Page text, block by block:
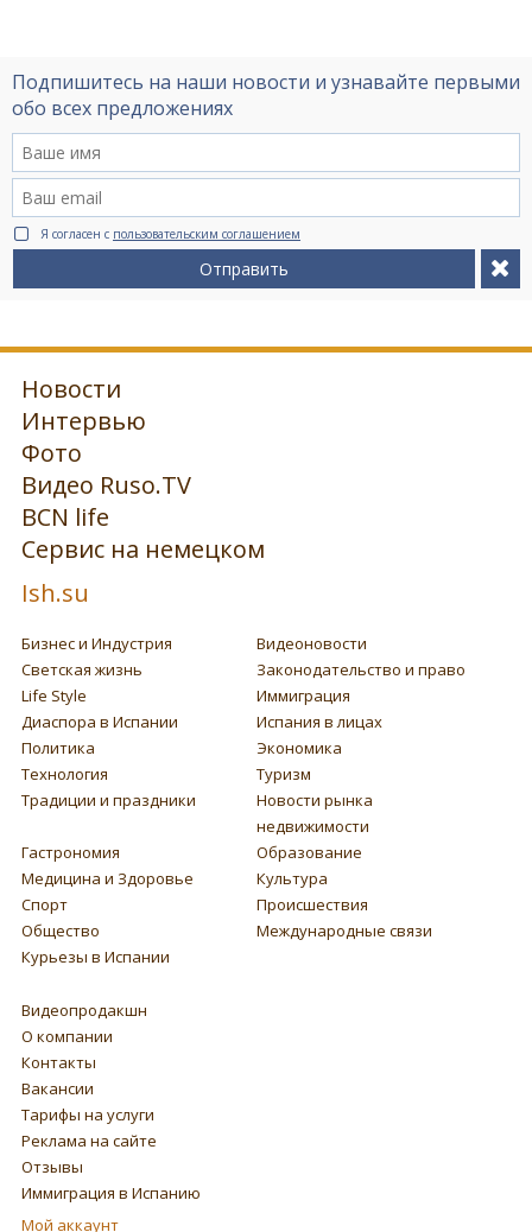
Подпишитесь на наши новости и узнавайте первыми
обо всех предложениях
Я согласен с пользовательским соглашением
Отправить
Новости
Интервью
Фото
Видео Ruso.TV
BCN life
Сервис на немецком
Ish.su
Бизнес и Индустрия
Видеоновости
Светская жизнь
Законодательство и право
Life Style
Иммиграция
Диаспора в Испании
Испания в лицах
Политика
Экономика
Технология
Туризм
Традиции и праздники
Новости рынка
недвижимости
Гастрономия
Образование
Медицина и Здоровье
Культура
Спорт
Происшествия
Общество
Международные связи
Курьезы в Испании
Видеопродакшн
О компании
Контакты
Вакансии
Тарифы на услуги
Реклама на сайте
Отзывы
Иммиграция в Испанию
Мой аккаунт